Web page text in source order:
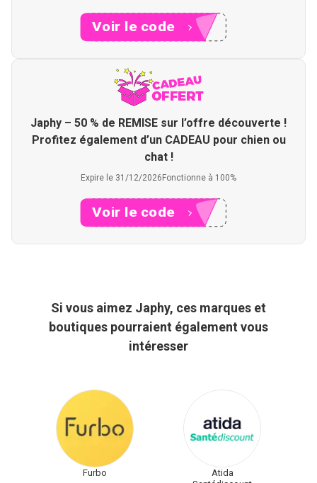
XXXES
Voir le code
Japhy – 50 % de REMISE sur l’offre découverte !
Profitez également d’un CADEAU pour chien ou
chat !
Expire le 31/12/2026 Fonctionne à 100%
XXXHY
Voir le code
Si vous aimez Japhy, ces marques et
boutiques pourraient également vous
intéresser
Furbo
Atida